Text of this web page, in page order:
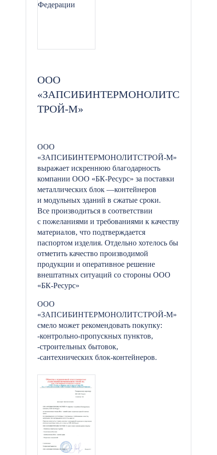
ООО
«ЗАПСИБИНТЕРМОНОЛИТС
ТРОЙ-М»
ООО
«ЗАПСИБИНТЕРМОНОЛИТСТРОЙ-М»
выражает искреннюю благодарность
компании ООО «БК-Ресурс» за поставки
металлических блок —контейнеров
и модульных зданий в сжатые сроки.
Все производиться в соответствии
с пожеланиями и требованиями к качеству
материалов, что подтверждается
паспортом изделия. Отдельно хотелось бы
отметить качество производимой
продукции и оперативное решение
внештатных ситуаций со стороны ООО
«БК-Ресурс»
ООО
«ЗАПСИБИНТЕРМОНОЛИТСТРОЙ-М»
смело может рекомендовать покупку:
-контрольно-пропускных пунктов,
-строительных бытовок,
-сантехнических блок-контейнеров.